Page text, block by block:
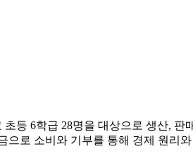
6학급 28명을 대상으로 생산, 판
로 소비와 기부를 통해 경제 원리